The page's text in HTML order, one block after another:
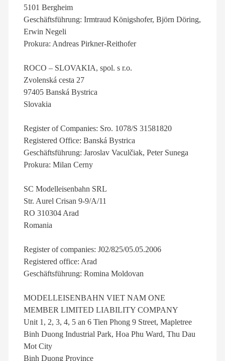
5101 Bergheim
Geschäftsführung: Irmtraud Königshofer, Björn Döring,
Erwin Negeli
Prokura: Andreas Pirkner-Reithofer
ROCO – SLOVAKIA, spol. s r.o.
Zvolenská cesta 27
97405 Banská Bystrica
Slovakia
Register of Companies: Sro. 1078/S 31581820
Registered Office: Banská Bystrica
Geschäftsführung: Jaroslav Vaculčiak, Peter Sunega
Prokura: Milan Cerny
SC Modelleisenbahn SRL
Str. Aurel Crisan 9-9/A/11
RO 310304 Arad
Romania
Register of companies: J02/825/05.05.2006
Registered office: Arad
Geschäftsführung: Romina Moldovan
MODELLEISENBAHN VIET NAM ONE
MEMBER LIMITED LIABILITY COMPANY
Unit 1, 2, 3, 4, 5 an 6 Tien Phong 9 Street, Mapletree
Binh Duong Industrial Park, Hoa Phu Ward, Thu Dau
Mot City
Binh Duong Province